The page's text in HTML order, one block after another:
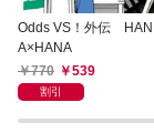
Odds VS！外伝 HAN
A×HANA
770
539
割引